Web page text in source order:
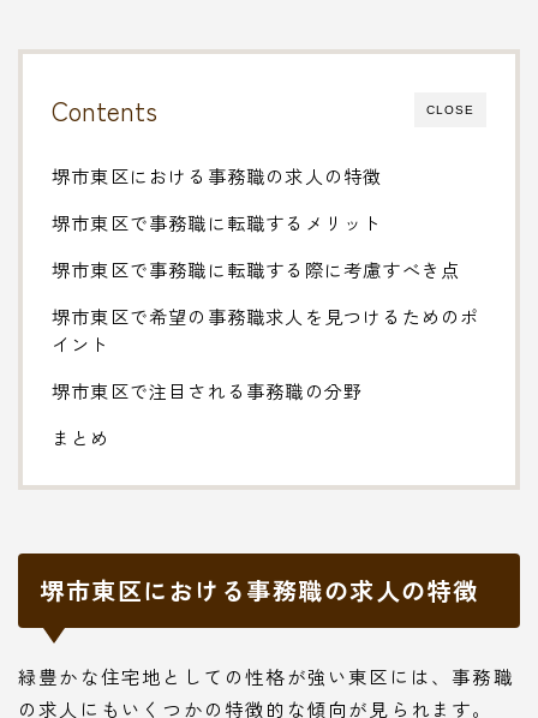
CLOSE
Contents
堺市東区における事務職の求人の特徴
堺市東区で事務職に転職するメリット
堺市東区で事務職に転職する際に考慮すべき点
堺市東区で希望の事務職求人を見つけるためのポ
イント
堺市東区で注目される事務職の分野
まとめ
堺市東区における事務職の求人の特徴
緑豊かな住宅地としての性格が強い東区には、事務職
の求人にもいくつかの特徴的な傾向が見られます。